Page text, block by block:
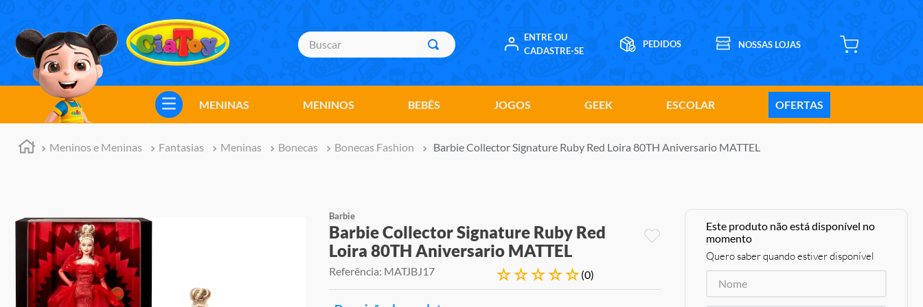
Buscar
ENTRE OU
CADASTRE-SE
MENINAS MENINOS BEBÊS JOGOS GEEK ESCOLAR OFERTAS
Meninos e Meninas Fantasias Meninas Bonecas Bonecas Fashion Barbie Collector Signature Ruby Red Loira 80TH Aniversario MATTEL
Barbie
Barbie Collector Signature Ruby Red
Loira 80TH Aniversario MATTEL
Referência: MATJBJ17 ☆☆☆☆☆(0)
Este produto não está disponível no
momento
Quero saber quando estiver disponível
TERMOS MAIS BUSCADOS
meninos
marvel legends
barbie
boneca
pokemon
jogos